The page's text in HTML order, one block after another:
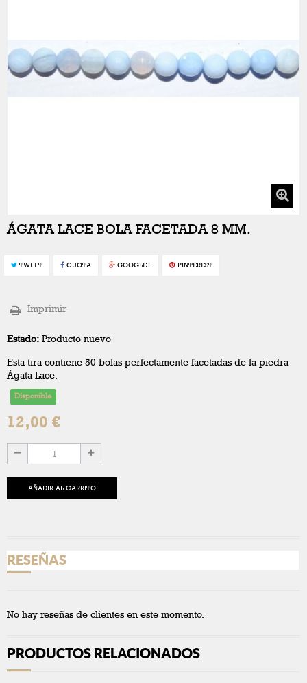
ÁGATA LACE BOLA FACETADA 8 MM.
TWEET CUOTA GOOGLE+ PINTEREST
Imprimir
Estado: Producto nuevo
Esta tira contiene 50 bolas perfectamente facetadas de la piedra
Ágata Lace.
Disponible
12,00 €
AÑADIR AL CARRITO
RESEÑAS
No hay reseñas de clientes en este momento.
PRODUCTOS RELACIONADOS